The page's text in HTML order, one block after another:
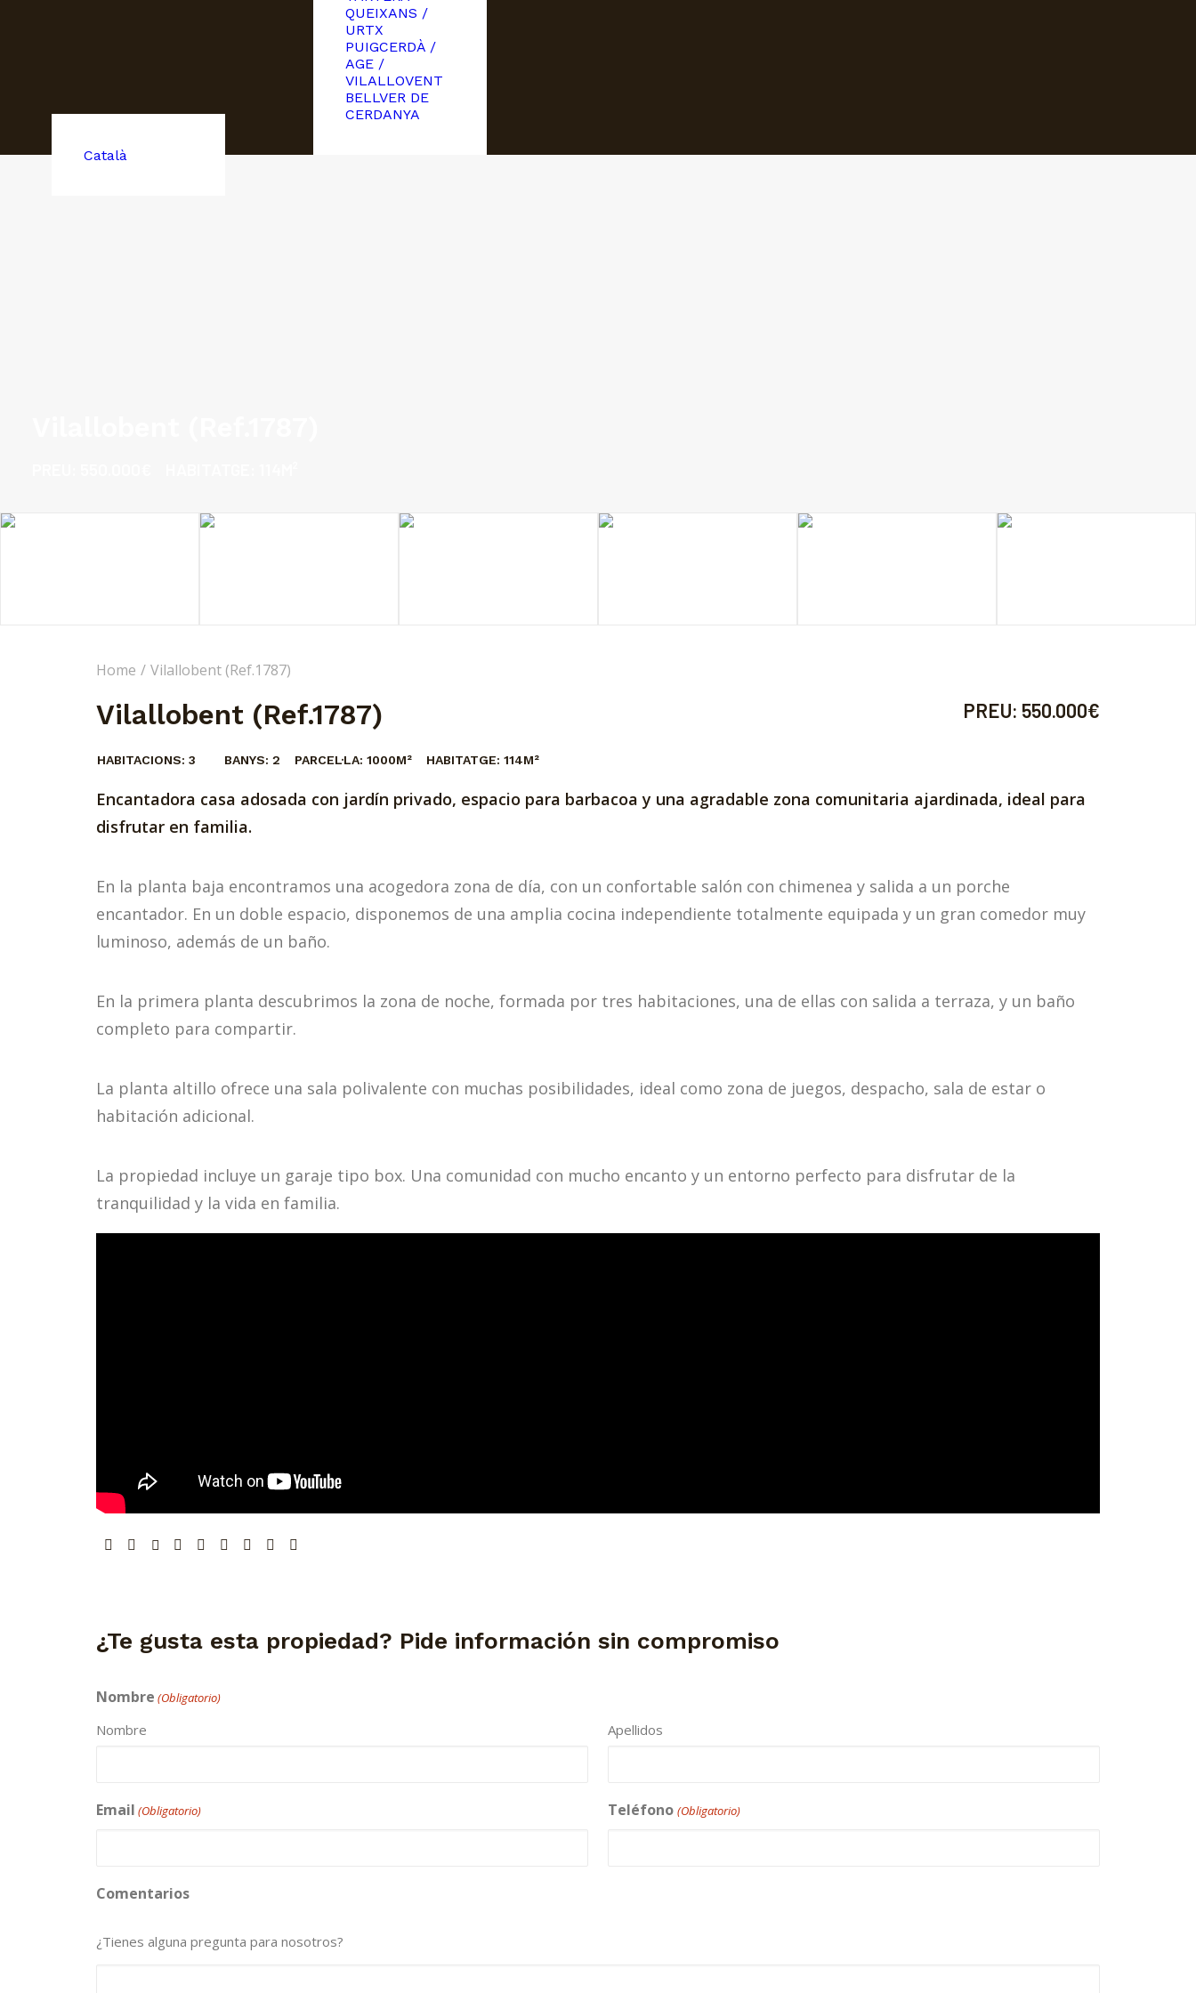
Català
QUEIXANS /
URTX
PUIGCERDÀ /
AGE /
VILALLOVENT
BELLVER DE
CERDANYA
Home Vilallobent (Ref.1787)
Vilallobent (Ref.1787) PREU: 550.000€
HABITACIONS: 3 BANYS: 2 PARCEL·LA: 1000M² HABITATGE: 114M²
Encantadora casa adosada con jardín privado, espacio para barbacoa y una agradable zona comunitaria ajardinada, ideal para
disfrutar en familia.
En la planta baja encontramos una acogedora zona de día, con un confortable salón con chimenea y salida a un porche
encantador. En un doble espacio, disponemos de una amplia cocina independiente totalmente equipada y un gran comedor muy
luminoso, además de un baño.
En la primera planta descubrimos la zona de noche, formada por tres habitaciones, una de ellas con salida a terraza, y un baño
completo para compartir.
La planta altillo ofrece una sala polivalente con muchas posibilidades, ideal como zona de juegos, despacho, sala de estar o
habitación adicional.
La propiedad incluye un garaje tipo box. Una comunidad con mucho encanto y un entorno perfecto para disfrutar de la
tranquilidad y la vida en familia.
¿Te gusta esta propiedad? Pide información sin compromiso
Nombre (Obligatorio)
Nombre Apellidos
Email (Obligatorio) Teléfono (Obligatorio)
Comentarios
¿Tienes alguna pregunta para nosotros?